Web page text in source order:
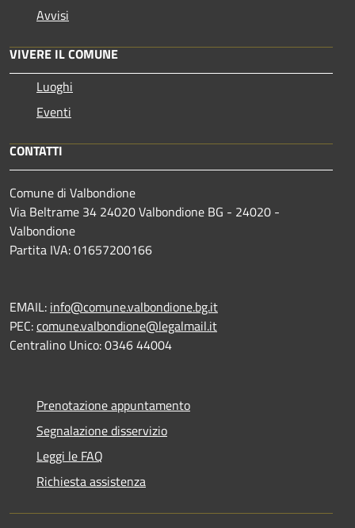
Avvisi
VIVERE IL COMUNE
Luoghi
Eventi
CONTATTI
Comune di Valbondione
Via Beltrame 34 24020 Valbondione BG - 24020 -
Valbondione
Partita IVA: 01657200166
EMAIL: info@comune.valbondione.bg.it
PEC:comune.valbondione@legalmail.it
Centralino Unico: 0346 44004
Prenotazione appuntamento
Segnalazione disservizio
Leggi le FAQ
Richiesta assistenza